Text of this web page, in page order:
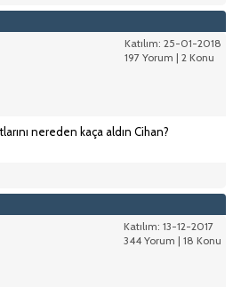
Katılım: 25-01-2018
197 Yorum | 2 Konu
nereden kaça aldın Cihan?
Katılım: 13-12-2017
344 Yorum | 18 Konu